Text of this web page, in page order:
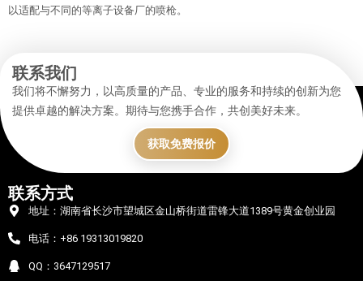
以适配与不同的等离子设备厂的喷枪。
联系我们
我们将不懈努力，以高质量的产品、专业的服务和持续的创新为您
提供卓越的解决方案。期待与您携手合作，共创美好未来。
获取免费报价
联系方式
地址：湖南省长沙市望城区金山桥街道雷锋大道1389号黄金创业园
电话：+86 19313019820
QQ：3647129517